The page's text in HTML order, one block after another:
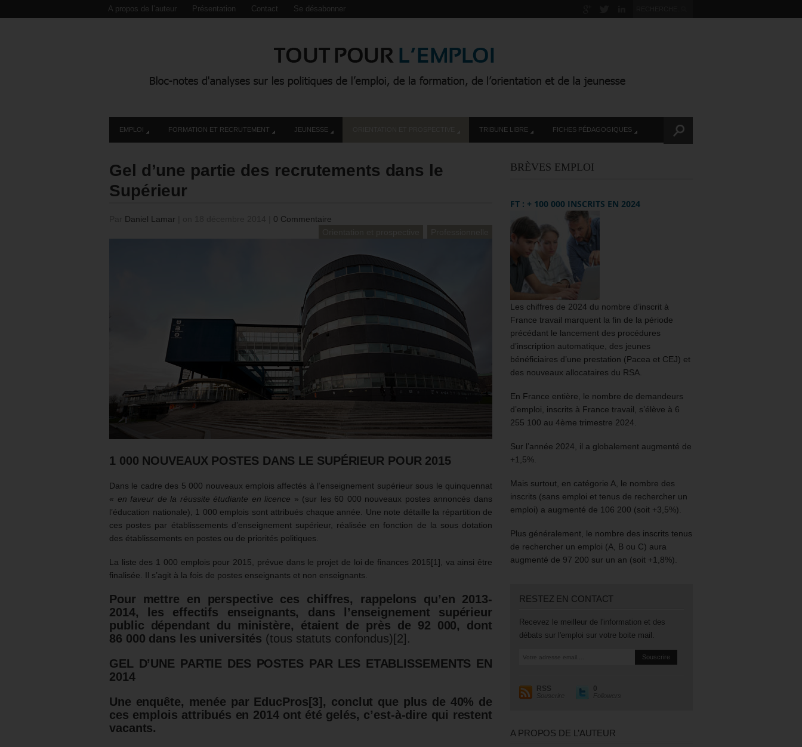
A propos de l’auteur Présentation Contact Se désabonner
EMPLOI FORMATION ET RECRUTEMENT JEUNESSE TRIBUNE LIBRE FICHES PÉDAGOGIQUES
Gel d’une partie des recrutements dans le
Supérieur
Daniel Lamar
0 Commentaire
1 000 NOUVEAUX POSTES DANS LE SUPÉRIEUR POUR 2015
Dans le cadre des 5 000 nouveaux emplois affectés à l’enseignement supérieur sous le quinquennat
« en faveur de la réussite étudiante en licence » (sur les 60 000 nouveaux postes annoncés dans
l’éducation nationale), 1 000 emplois sont attribués chaque année. Une note détaille la répartition de
ces postes par établissements d’enseignement supérieur, réalisée en fonction de la sous dotation
des établissements en postes ou de priorités politiques.
La liste des 1 000 emplois pour 2015, prévue dans le projet de loi de finances 2015[1], va ainsi être
finalisée. Il s’agit à la fois de postes enseignants et non enseignants.
Pour mettre en perspective ces chiffres, rappelons qu’en 2013-
2014, les effectifs enseignants, dans l’enseignement supérieur
public dépendant du ministère, étaient de près de 92 000, dont
86 000 dans les universités (tous statuts confondus)[2].
GEL D’UNE PARTIE DES POSTES PAR LES ETABLISSEMENTS EN
2014
Une enquête, menée par EducPros [3] , conclut que plus de 40% de
ces emplois attribués en 2014 ont été gelés, c’est-à-dire qui restent
vacants.
BRÈVES EMPLOI
FT : + 100 000 INSCRITS EN 2024
Les chiffres de 2024 du nombre d’inscrit à
France travail marquent la fin de la période
précédant le lancement des procédures
d’inscription automatique, des jeunes
bénéficiaires d’une prestation (Pacea et CEJ) et
des nouveaux allocataires du RSA.
En France entière, le nombre de demandeurs
d’emploi, inscrits à France travail, s’élève à 6
255 100 au 4ème trimestre 2024.
Sur l’année 2024, il a globalement augmenté de
+1,5%.
Mais surtout, en catégorie A, le nombre des
inscrits (sans emploi et tenus de rechercher un
emploi) a augmenté de 106 200 (soit +3,5%).
Plus généralement, le nombre des inscrits tenus
de rechercher un emploi (A, B ou C) aura
augmenté de 97 200 sur un an (soit +1,8%).
RESTEZ EN CONTACT
Recevez le meilleur de l'information et des
débats sur l'emploi sur votre boite mail.
RSS
Souscrire
0
Followers
A PROPOS DE L’AUTEUR